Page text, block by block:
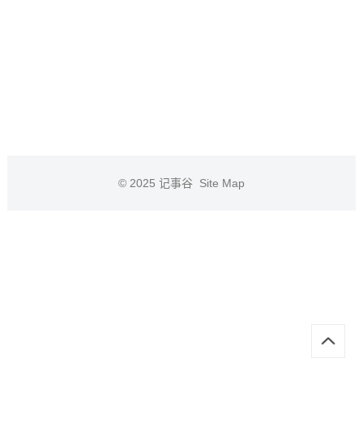
© 2025 记事谷 Site Map